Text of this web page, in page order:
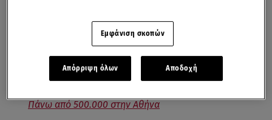
του να μείνει στο πλευρό τους μέχρι το τέλος... μέχρι ν'
αποδοθεί δικαιοσύνη.
Πάνω από 500.000 στην Αθήνα
Εμφάνιση σκοπών
Απόρριψη όλων Αποδοχή